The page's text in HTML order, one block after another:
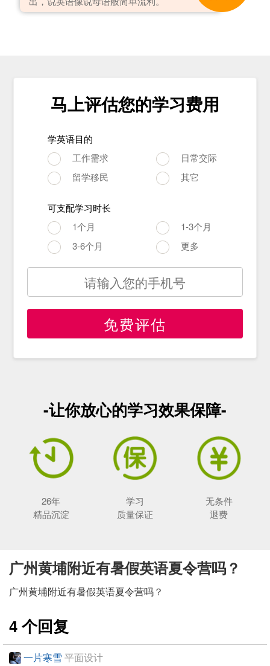
马上评估您的学习费用
学英语目的
工作需求
日常交际
留学移民
其它
可支配学习时长
1个月
1-3个月
3-6个月
更多
免费评估
-让你放心的学习效果保障-
26年
精品沉淀
学习
质量保证
无条件
退费
广州黄埔附近有暑假英语夏令营吗？
广州黄埔附近有暑假英语夏令营吗？
4 个回复
一片寒雪 平面设计